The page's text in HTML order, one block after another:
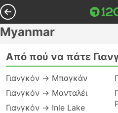
Myanmar
Από πού να πάτε
Γιανγκόν → Μπαγκάν
Γιανγκόν → Μανταλέι
Γιανγκόν → Inle Lake